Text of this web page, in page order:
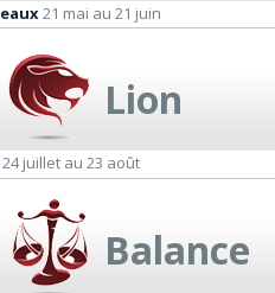
21 mai au 21 juin
Lion
24 juillet au 23 août
Balance